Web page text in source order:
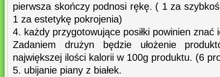
pierwsza skończy podnosi rękę. ( 1 za
1 za estetykę pokrojenia)
4. każdy przygotowujące posiłki powinien
Zadaniem drużyn będzie ułożenie
największej ilości kalorii w 100g produktu. (6
5. ubijanie piany z białek.